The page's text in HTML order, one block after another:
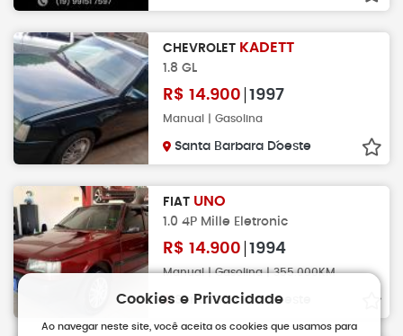
CHEVROLET KADETT
1.8 GL
R$ 14.900 1997
Manual | Gasolina
Santa Barbara D´oeste
FIAT UNO
1.0 4P Mille Eletronic
R$ 14.900 1994
Manual | Gasolina | 355.000KM
Santa Barbara D´oeste
Cookies e Privacidade
Ao navegar neste site, você aceita os cookies que usamos para